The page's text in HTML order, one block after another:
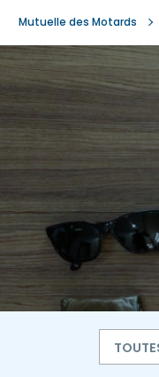
Mutuelle des Motards